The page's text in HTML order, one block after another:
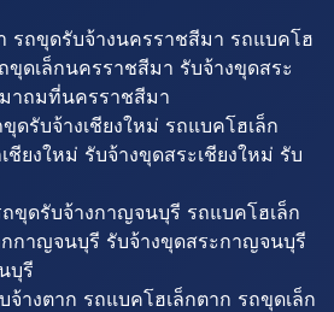
รถขุดรับจ้างนครราชสีมา รถแบคโฮ
ขุดเล็กนครราชสีมา รับจ้างขุดสระ
าถมที่นครราชสีมา
ดรับจ้างเชียงใหม่ รถแบคโฮเล็ก
ชียงใหม่ รับจ้างขุดสระเชียงใหม่ รับ
ขุดรับจ้างกาญจนบุรี รถแบคโฮเล็ก
กาญจนบุรี รับจ้างขุดสระกาญจนบุรี
บุรี
จ้างตาก รถแบคโฮเล็กตาก รถขุดเล็ก